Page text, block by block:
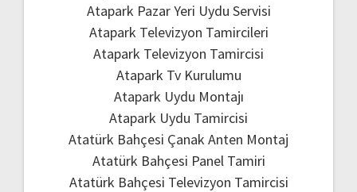
Atapark Pazar Yeri Uydu Servisi
Atapark Televizyon Tamircileri
Atapark Televizyon Tamircisi
Atapark Tv Kurulumu
Atapark Uydu Montajı
Atapark Uydu Tamircisi
Atatürk Bahçesi Çanak Anten Montaj
Atatürk Bahçesi Panel Tamiri
Atatürk Bahçesi Televizyon Tamircisi